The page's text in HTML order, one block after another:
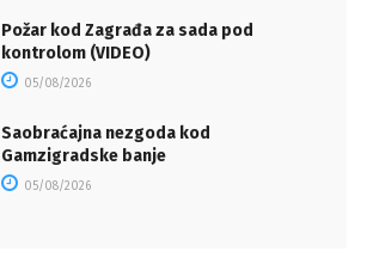
Požar kod Zagrađa za sada pod
kontrolom (VIDEO)
05/08/2026
Saobraćajna nezgoda kod
Gamzigradske banje
05/08/2026